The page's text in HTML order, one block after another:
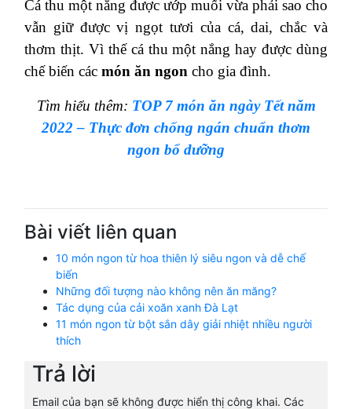
Cá thu một nắng được ướp muối vừa phải sao cho
vẫn giữ được vị ngọt tươi của cá, dai, chắc và
thơm thịt. Vì thế cá thu một nắng hay được dùng
chế biến các món ăn ngon cho gia đình.
Tìm hiểu thêm: TOP 7 món ăn ngày Tết năm
2022 – Thực đơn chống ngán chuẩn thơm
ngon bổ dưỡng
Bài viết liên quan
10 món ngon từ hoa thiên lý siêu ngon và dễ chế
biến
Những đối tượng nào không nên ăn măng?
Tác dụng của cải xoăn xanh Đà Lạt
11 món ngon từ bột sắn dây giải nhiệt nhiều người
thích
Trả lời
Email của bạn sẽ không được hiển thị công khai. Các